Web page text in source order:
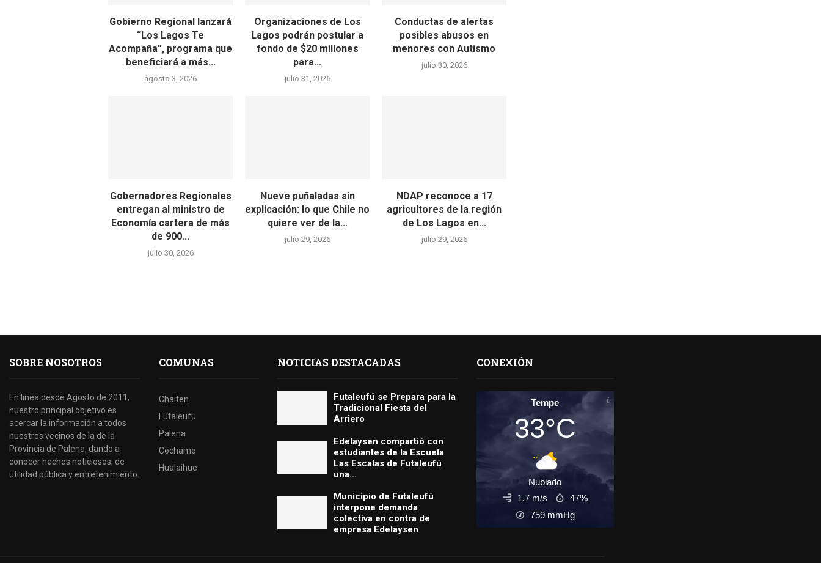
Gobierno Regional lanzará
“Los Lagos Te
Acompaña”, programa que
beneficiará a más...
agosto 3, 2026
Organizaciones de Los
Lagos podrán postular a
fondo de $20 millones
para...
julio 31, 2026
Conductas de alertas
posibles abusos en
menores con Autismo
julio 30, 2026
Gobernadores Regionales
entregan al ministro de
Economía cartera de más
de 900...
julio 30, 2026
Nueve puñaladas sin
explicación: lo que Chile no
quiere ver de la...
julio 29, 2026
NDAP reconoce a 17
agricultores de la región
de Los Lagos en...
julio 29, 2026
SOBRE NOSOTROS
En linea desde Agosto de 2011,
nuestro principal objetivo es
acercar la información a todos
nuestros vecinos de la de la
Provincia de Palena, dando a
conocer hechos noticiosos, de
utilidad pública y entretenimiento.
COMUNAS
Chaiten
Futaleufu
Palena
Cochamo
Hualaihue
NOTICIAS DESTACADAS
Futaleufú se Prepara para la
Tradicional Fiesta del
Arriero
Edelaysen compartió con
estudiantes de la Escuela
Las Escalas de Futaleufú
una...
Municipio de Futaleufú
interpone demanda
colectiva en contra de
empresa Edelaysen
CONEXIÓN
Tempe
33°C
Nublado
1.7 m/s
47%
759 mmHg